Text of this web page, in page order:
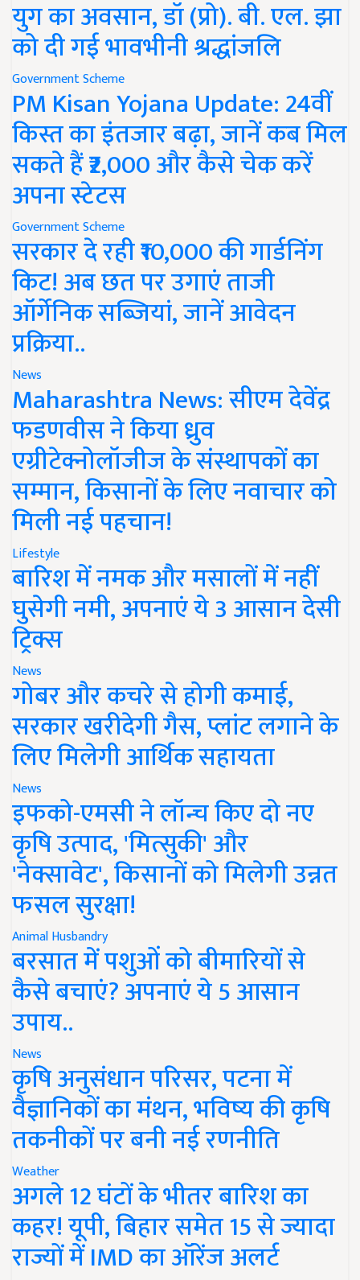
युग का अवसान, डॉ (प्रो). बी. एल. झा
को दी गई भावभीनी श्रद्धांजलि
Government Scheme
PM Kisan Yojana Update: 24वीं
किस्त का इंतजार बढ़ा, जानें कब मिल
सकते हैं ₹2,000 और कैसे चेक करें
अपना स्टेटस
Government Scheme
सरकार दे रही ₹10,000 की गार्डनिंग
किट! अब छत पर उगाएं ताजी
ऑर्गेनिक सब्जियां, जानें आवेदन
प्रक्रिया..
News
Maharashtra News: सीएम देवेंद्र
फडणवीस ने किया ध्रुव
एग्रीटेक्नोलॉजीज के संस्थापकों का
सम्मान, किसानों के लिए नवाचार को
मिली नई पहचान!
Lifestyle
बारिश में नमक और मसालों में नहीं
घुसेगी नमी, अपनाएं ये 3 आसान देसी
ट्रिक्स
News
गोबर और कचरे से होगी कमाई,
सरकार खरीदेगी गैस, प्लांट लगाने के
लिए मिलेगी आर्थिक सहायता
News
इफको-एमसी ने लॉन्च किए दो नए
कृषि उत्पाद, 'मित्सुकी' और
'नेक्सावेट', किसानों को मिलेगी उन्नत
फसल सुरक्षा!
Animal Husbandry
बरसात में पशुओं को बीमारियों से
कैसे बचाएं? अपनाएं ये 5 आसान
उपाय..
News
कृषि अनुसंधान परिसर, पटना में
वैज्ञानिकों का मंथन, भविष्य की कृषि
तकनीकों पर बनी नई रणनीति
Weather
अगले 12 घंटों के भीतर बारिश का
कहर! यूपी, बिहार समेत 15 से ज्यादा
राज्यों में IMD का ऑरेंज अलर्ट